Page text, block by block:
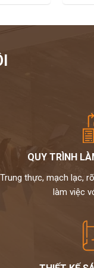
QUY TRÌNH
Trung thực, mạch lạc,
làm việc